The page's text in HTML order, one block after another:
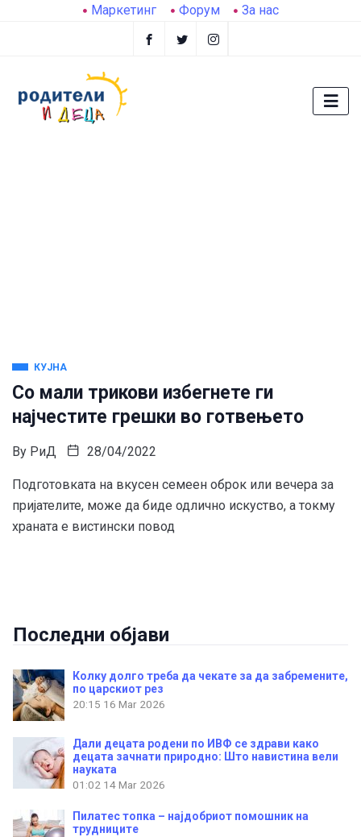
Маркетинг Форум За нас
КУЈНА
Со мали трикови избегнете ги
најчестите грешки во готвењето
By РиД 28/04/2022
Подготовката на вкусен семеен оброк или вечера за
пријателите, може да биде одлично искуство, а токму
храната е вистински повод
Последни објави
Колку долго треба да чекате за да забремените,
по царскиот рез
20:15 16 Mar 2026
Дали децата родени по ИВФ се здрави како
децата зачнати природно: Што навистина вели
науката
01:02 14 Mar 2026
Пилатес топка – најдобриот помошник на
трудниците